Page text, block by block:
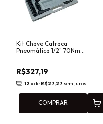
Kit Chave Catraca
Pneumática 1/2" 70Nm
R$327,19
12 x de R$27,27 sem juros
COMPRAR